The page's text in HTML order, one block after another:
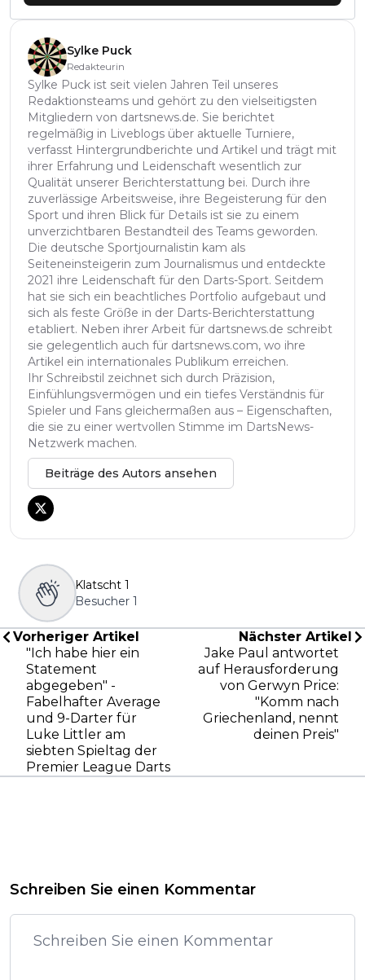
Sylke Puck
Redakteurin
Sylke Puck ist seit vielen Jahren Teil unseres
Redaktionsteams und gehört zu den vielseitigsten
Mitgliedern von dartsnews.de. Sie berichtet
regelmäßig in Liveblogs über aktuelle Turniere,
verfasst Hintergrundberichte und Artikel und trägt mit
ihrer Erfahrung und Leidenschaft wesentlich zur
Qualität unserer Berichterstattung bei. Durch ihre
zuverlässige Arbeitsweise, ihre Begeisterung für den
Sport und ihren Blick für Details ist sie zu einem
unverzichtbaren Bestandteil des Teams geworden.
Die deutsche Sportjournalistin kam als
Seiteneinsteigerin zum Journalismus und entdeckte
2021 ihre Leidenschaft für den Darts-Sport. Seitdem
hat sie sich ein beachtliches Portfolio aufgebaut und
sich als feste Größe in der Darts-Berichterstattung
etabliert. Neben ihrer Arbeit für dartsnews.de schreibt
sie gelegentlich auch für dartsnews.com, wo ihre
Artikel ein internationales Publikum erreichen.
Ihr Schreibstil zeichnet sich durch Präzision,
Einfühlungsvermögen und ein tiefes Verständnis für
Spieler und Fans gleichermaßen aus – Eigenschaften,
die sie zu einer wertvollen Stimme im DartsNews-
Netzwerk machen.
Beiträge des Autors ansehen
Klatscht 1
Besucher 1
Vorheriger Artikel
"Ich habe hier ein
Statement
abgegeben" -
Fabelhafter Average
und 9-Darter für
Luke Littler am
siebten Spieltag der
Premier League Darts
Nächster Artikel
Jake Paul antwortet
auf Herausforderung
von Gerwyn Price:
"Komm nach
Griechenland, nennt
deinen Preis"
Schreiben Sie einen Kommentar